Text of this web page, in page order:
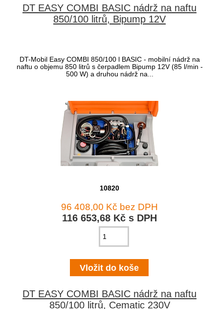
DT EASY COMBI BASIC nádrž na naftu
850/100 litrů, Bipump 12V
DT-Mobil Easy COMBI 850/100 l BASIC - mobilní nádrž na
naftu o objemu 850 litrů s čerpadlem Bipump 12V (85 l/min -
500 W) a druhou nádrž na...
10820
96 408,00 Kč bez DPH
116 653,68 Kč s DPH
DT EASY COMBI BASIC nádrž na naftu
850/100 litrů, Cematic 230V